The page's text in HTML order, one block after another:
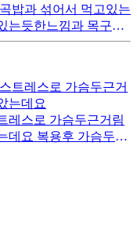
밥과 섞어서 먹고있는
는듯한느낌과 목구멍
한것이 버터가 저랑안
긴한데요 속이더부룩
트레스로 가슴두근거
는데요
레스로 가슴두근거림
데요 복용후 가슴두근
그런데어제 저녁식